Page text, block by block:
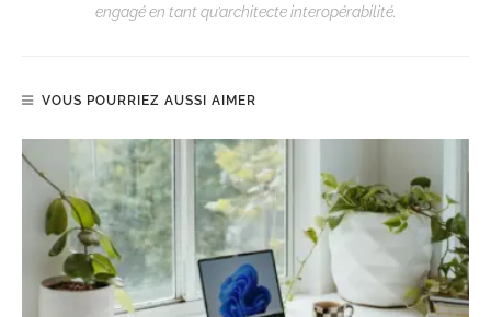
engagé en tant qu’architecte interopérabilité.
VOUS POURRIEZ AUSSI AIMER